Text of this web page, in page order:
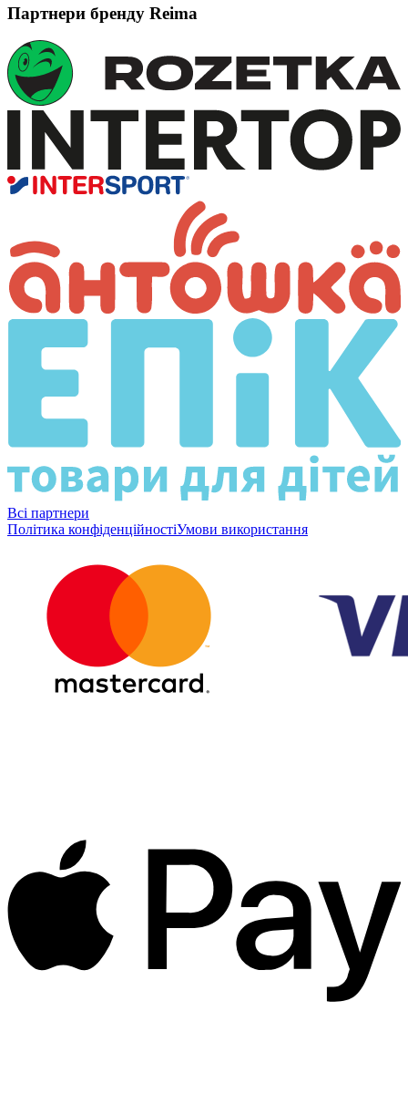
Партнери бренду Reima
Всі партнери
Політика конфіденційностіУмови використання